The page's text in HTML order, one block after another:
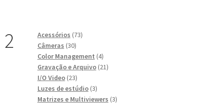
Acessórios 7373
Câmeras 3030
produtos
Color Management 44
produtos
Gravação e Arquivo 2121
I/O Video 2323
produtos
Luzes de estúdio 33
produtos
Matrizes e Multiviewers 33